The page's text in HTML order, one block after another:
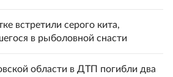
встретили серого кита,
в рыболовной снасти
области в ДТП погибли два